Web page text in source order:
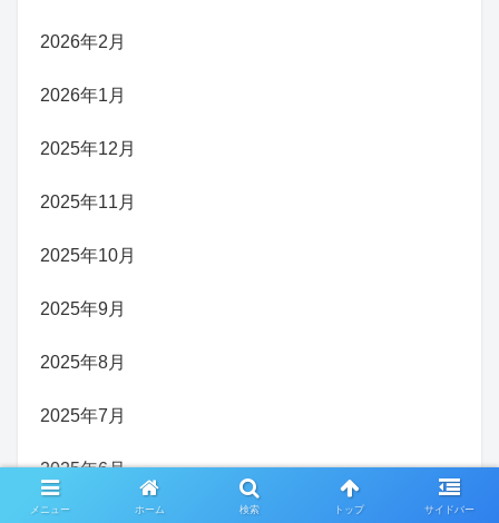
2026年2月
2026年1月
2025年12月
2025年11月
2025年10月
2025年9月
2025年8月
2025年7月
2025年6月
メニュー ホーム 検索 トップ サイドバー